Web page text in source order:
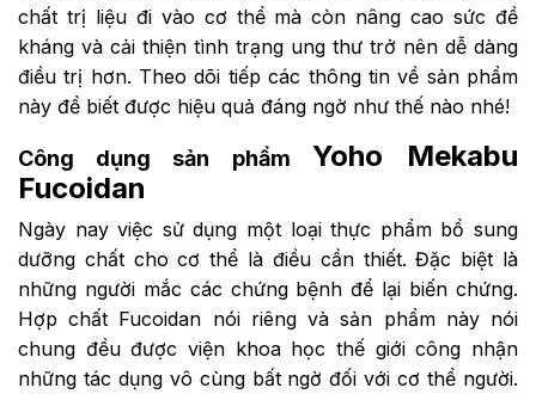
chất trị liệu đi vào cơ thể mà còn nâng cao sức đề
kháng và cải thiện tình trạng ung thư trở nên dễ dàng
điều trị hơn. Theo dõi tiếp các thông tin về sản phẩm
này để biết được hiệu quả đáng ngờ như thế nào nhé!
Công dụng sản phẩm Yoho Mekabu
Fucoidan
Ngày nay việc sử dụng một loại thực phẩm bổ sung
dưỡng chất cho cơ thể là điều cần thiết. Đặc biệt là
những người mắc các chứng bệnh để lại biến chứng.
Hợp chất Fucoidan nói riêng và sản phẩm này nói
chung đều được viện khoa học thế giới công nhận
những tác dụng vô cùng bất ngờ đối với cơ thể người.